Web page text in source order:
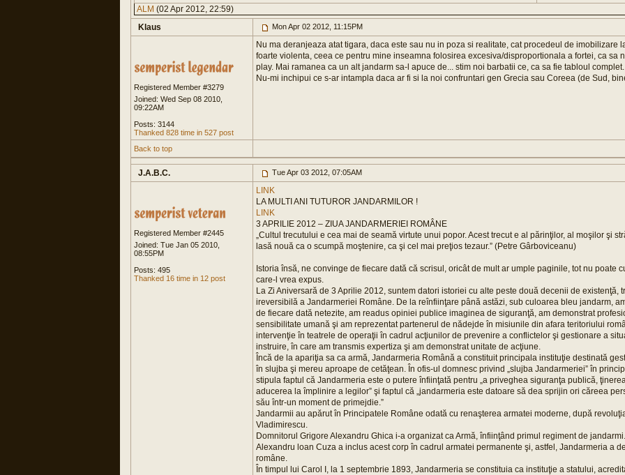
ALM (02 Apr 2012, 22:59)
Klaus
Mon Apr 02 2012, 11:15PM
Registered Member #3279
Joined: Wed Sep 08 2010,
09:22AM
Posts: 3144
Thanked 828 time in 527 post
Nu ma deranjeaza atat tigara, daca este sau nu in poza si realitate, cat procedeul de imobilizare
foarte violenta, ceea ce pentru mine inseamna folosirea excesiva/disproportionala a fortei, ca sa
play. Mai ramanea ca un alt jandarm sa-l apuce de... stim noi barbatii ce, ca sa fie tabloul complet.
Nu-mi inchipui ce s-ar intampla daca ar fi si la noi confruntari gen Grecia sau Coreea (de Sud,
Back to top
J.A.B.C. Tue Apr 03 2012, 07:05AM
Registered Member #2445
Joined: Tue Jan 05 2010,
08:55PM
Posts: 495
Thanked 16 time in 12 post
LINK
LA MULTI ANI TUTUROR JANDARMILOR !
LINK
3 APRILIE 2012 – ZIUA JANDARMERIEI ROMÂNE
„Cultul trecutului e cea mai de seamă virtute unui popor. Acest trecut e al părinţilor, al moşilor şi
lasă nouă ca o scumpă moştenire, ca şi cel mai preţios tezaur.” (Petre Gârboviceanu)
Istoria însă, ne convinge de fiecare dată că scrisul, oricât de mult ar umple paginile, tot nu poate
care-l vrea expus.
La Zi Aniversară de 3 Aprilie 2012, suntem datori istoriei cu alte peste două decenii de existenţă,
ireversibilă a Jandarmeriei Române. De la reînfiinţare până astăzi, sub culoarea bleu jandarm,
de fiecare dată netezite, am readus opiniei publice imaginea de siguranţă, am demonstrat
sensibilitate umană şi am reprezentat partenerul de nădejde în misiunile din afara teritoriului
intervenţie în teatrele de operaţii în cadrul acţiunilor de prevenire a conflictelor şi gestionare a
instruire, în care am transmis expertiza şi am demonstrat unitate de acţiune.
Încă de la apariţia sa ca armă, Jandarmeria Română a constituit principala instituţie destinată
în slujba şi mereu aproape de cetăţean. În ofis-ul domnesc privind „slujba Jandarmeriei” în
stipula faptul că Jandarmeria este o putere înfiinţată pentru „a priveghea siguranţa publică,
aducerea la împlinire a legilor” şi faptul că „jandarmeria este datoare să dea sprijin ori căreea
său într-un moment de primejdie.”
Jandarmii au apărut în Principatele Române odată cu renaşterea armatei moderne, după
Vladimirescu.
Domnitorul Grigore Alexandru Ghica i-a organizat ca Armă, înfiinţând primul regiment de jandarmi.
Alexandru loan Cuza a inclus acest corp în cadrul armatei permanente şi, astfel, Jandarmeria a
române.
În timpul lui Carol I, la 1 septembrie 1893, Jandarmeria se constituia ca instituţie a statului,